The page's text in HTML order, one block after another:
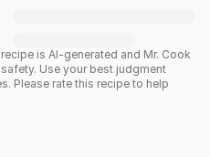
is AI-generated and Mr. Cook
Use your best judgment
Please rate this recipe to help